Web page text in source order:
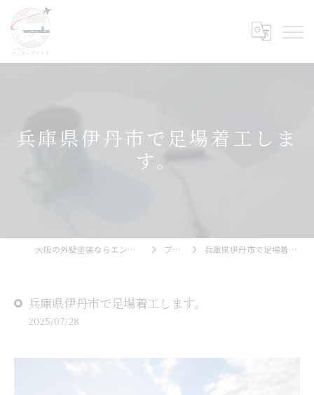
兵庫県伊丹市で足場着工しま
す。
大阪の外壁塗装ならエンタープライズ ブログ 兵庫県伊丹市で足場着工します。
兵庫県伊丹市で足場着工します。
2025/07/28